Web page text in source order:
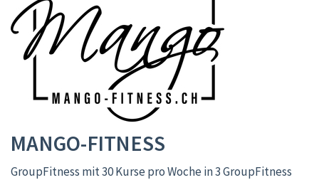
MANGO-FITNESS
GroupFitness mit 30 Kurse pro Woche in 3 GroupFitness